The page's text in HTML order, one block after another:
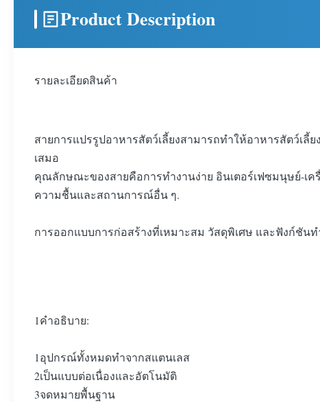
Product Description
รายละเอียดสินค้า
สายการแปรรูปอาหารสัตว์เลี้ยงสามารถทําให้อาหารสัตว์เ
เสมอ
คุณลักษณะของสายคือการทํางานง่าย อินเตอร์เฟซมนุษย์-เ
ความชื้นและสถานการณ์อื่น ๆ.
การออกแบบการก่อสร้างที่เหมาะสม วัสดุพิเศษ และฟังก์ชัน
1คําอธิบาย:
1อุปกรณ์ทั้งหมดทําจากสแตนเลส
2เป็นแบบต่อเนื่องและอัตโนมัติ
3จดหมายพื้นฐาน